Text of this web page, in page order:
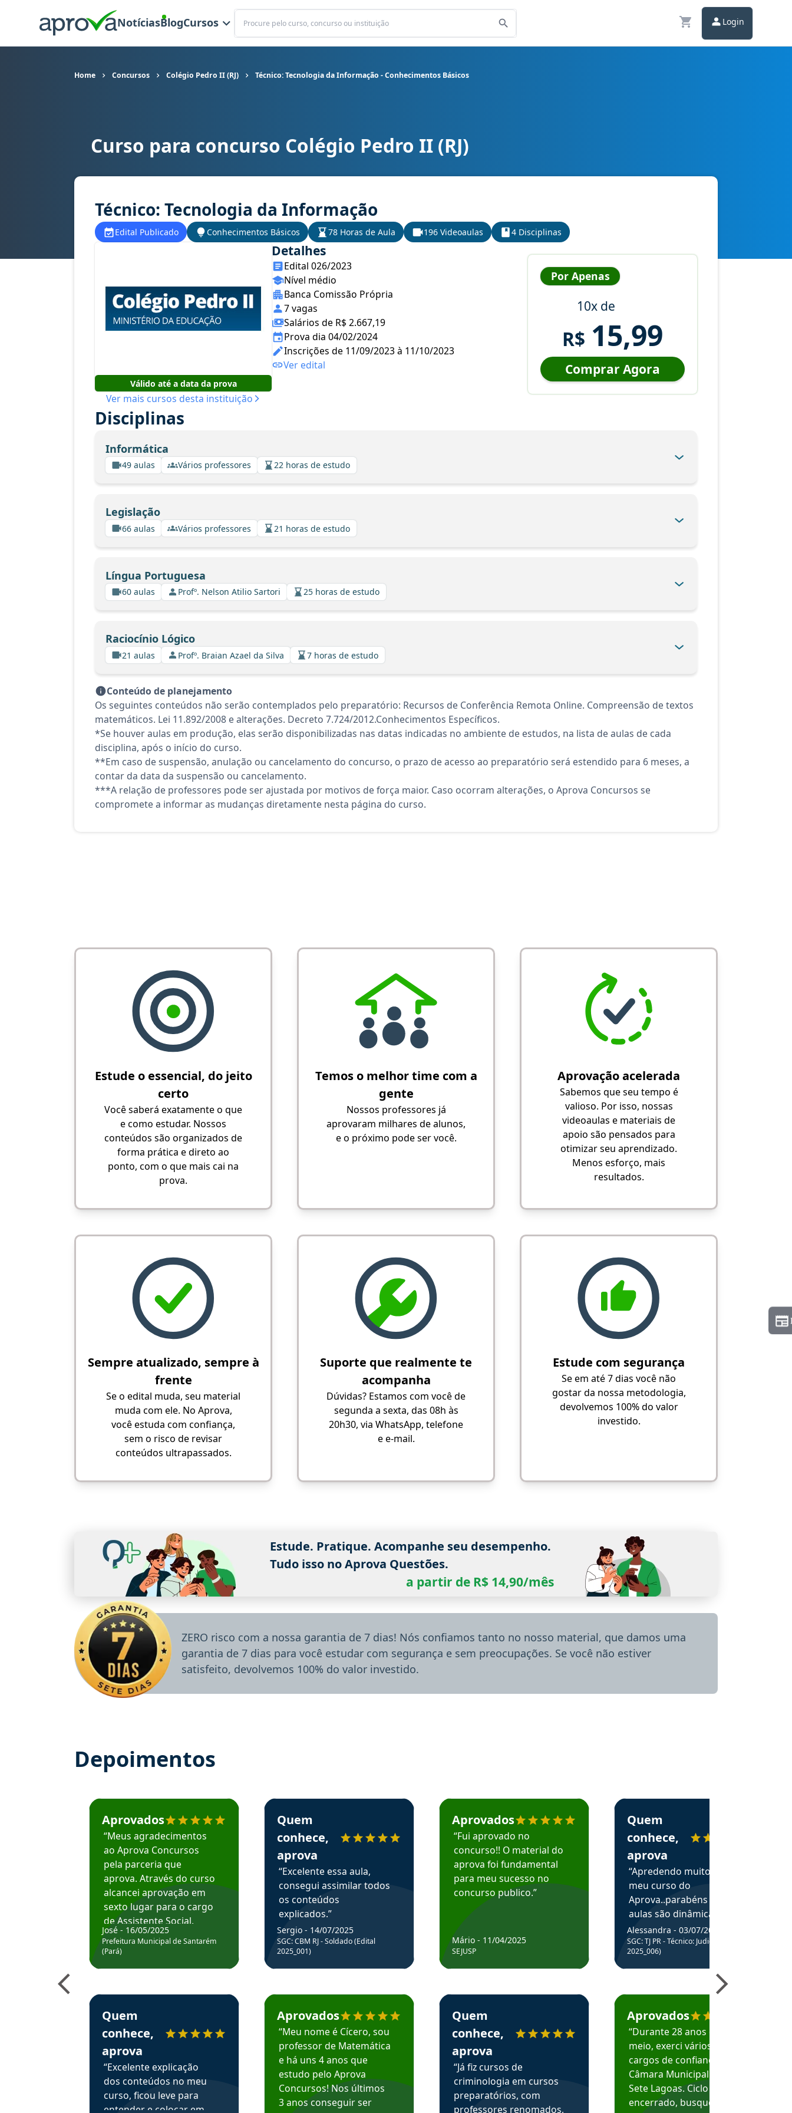
NotíciasBlogCursos
Buscar
Login
Home Concursos Colégio Pedro II (RJ) Técnico: Tecnologia da Informação - Conhecimentos Básicos
Curso para concurso Colégio Pedro II (RJ) cargo Técnico: Tecnologia da Informação - Conhecimentos Básicos
Curso para concurso Colégio Pedro II (RJ)
Técnico: Tecnologia da Informação
Edital Publicado Conhecimentos Básicos 78 Horas de Aula 196 Videoaulas 4 Disciplinas
Válido até a data da prova
Ver mais cursos desta instituição
Detalhes
Edital 026/2023
Nível médio
Banca Comissão Própria
7 vagas
Salários de R$ 2.667,19
Prova dia 04/02/2024
Inscrições de 11/09/2023 à 11/10/2023
Ver edital
Por Apenas
10x de
R$ 15,99
Comprar Agora
Disciplinas
Informática
49 aulas Vários professores 22 horas de estudo
Legislação
66 aulas Vários professores 21 horas de estudo
Língua Portuguesa
60 aulas Profº. Nelson Atilio Sartori 25 horas de estudo
Raciocínio Lógico
21 aulas Profº. Braian Azael da Silva 7 horas de estudo
Conteúdo de planejamento
Os seguintes conteúdos não serão contemplados pelo preparatório: Recursos de Conferência Remota Online. Compreensão de textos
matemáticos. Lei 11.892/2008 e alterações. Decreto 7.724/2012.Conhecimentos Específicos.
*Se houver aulas em produção, elas serão disponibilizadas nas datas indicadas no ambiente de estudos, na lista de aulas de cada
disciplina, após o início do curso.
**Em caso de suspensão, anulação ou cancelamento do concurso, o prazo de acesso ao preparatório será estendido para 6 meses, a
contar da data da suspensão ou cancelamento.
***A relação de professores pode ser ajustada por motivos de força maior. Caso ocorram alterações, o Aprova Concursos se
compromete a informar as mudanças diretamente nesta página do curso.
Estude o essencial, do jeito
certo
Você saberá exatamente o que
e como estudar. Nossos
conteúdos são organizados de
forma prática e direto ao
ponto, com o que mais cai na
prova.
Temos o melhor time com a
gente
Nossos professores já
aprovaram milhares de alunos,
e o próximo pode ser você.
Aprovação acelerada
Sabemos que seu tempo é
valioso. Por isso, nossas
videoaulas e materiais de
apoio são pensados para
otimizar seu aprendizado.
Menos esforço, mais
resultados.
Sempre atualizado, sempre à
frente
Se o edital muda, seu material
muda com ele. No Aprova,
você estuda com confiança,
sem o risco de revisar
conteúdos ultrapassados.
Suporte que realmente te
acompanha
Dúvidas? Estamos com você de
segunda a sexta, das 08h às
20h30, via WhatsApp, telefone
e e-mail.
Estude com segurança
Se em até 7 dias você não
gostar da nossa metodologia,
devolvemos 100% do valor
investido.
Estude. Pratique. Acompanhe seu desempenho.
Tudo isso no Aprova Questões.
a partir de R$ 14,90/mês
ZERO risco com a nossa garantia de 7 dias! Nós confiamos tanto no nosso material, que damos uma
garantia de 7 dias para você estudar com segurança e sem preocupações. Se você não estiver
satisfeito, devolvemos 100% do valor investido.
Depoimentos
Estudante José recomenda o Aprova Concursos em depoimento
Aprovados
“Meus agradecimentos
ao Aprova Concursos
pela parceria que
aprova. Através do curso
alcancei aprovação em
sexto lugar para o cargo
de Assistente Social.
Hoje estou atuando na
Prefeitura de Santarém.
José - 16/05/2025
Prefeitura Municipal de Santarém
(Pará)
Estudante Elais recomenda o Aprova Concursos em depoimento
Quem
conhece,
aprova
“Excelente explicação
dos conteúdos no meu
curso, ficou leve para
entender e colocar em
Estudante Sergio recomenda o Aprova Concursos em depoimento
Quem
conhece,
aprova
“Excelente essa aula,
consegui assimilar todos
os conteúdos
explicados.”
Sergio - 14/07/2025
SGC: CBM RJ - Soldado (Edital
2025_001)
Estudante Cicero recomenda o Aprova Concursos em depoimento
Aprovados
“Meu nome é Cícero, sou
professor de Matemática
e há uns 4 anos que
estudo pelo Aprova
Concursos! Nos últimos
3 anos conseguir ser
Estudante Mário recomenda o Aprova Concursos em depoimento
Aprovados
“Fui aprovado no
concurso!! O material do
aprova foi fundamental
para meu sucesso no
concurso publico.”
Mário - 11/04/2025
SEJUSP
Estudante Henrique recomenda o Aprova Concursos em depoimento
Quem
conhece,
aprova
“Já fiz cursos de
criminologia em cursos
preparatórios, com
professores renomados,
Estudante Alessandra recomenda o Aprova
Quem
conhece,
aprova
“Apredendo muito no
meu curso do
Aprova..parabéns pelas
aulas são dinâmicas e
me ajudam a entender
melhor os assuntos.”
Alessandra - 03/07/2025
SGC: TJ PR - Técnico: Judiciário (Edital
2025_006)
Estudante Caio recomenda o Aprova
Aprovados
“Durante 28 anos e
meio, exerci vários
cargos de confiança na
Câmara Municipal de
Sete Lagoas. Ciclo
encerrado, busquei